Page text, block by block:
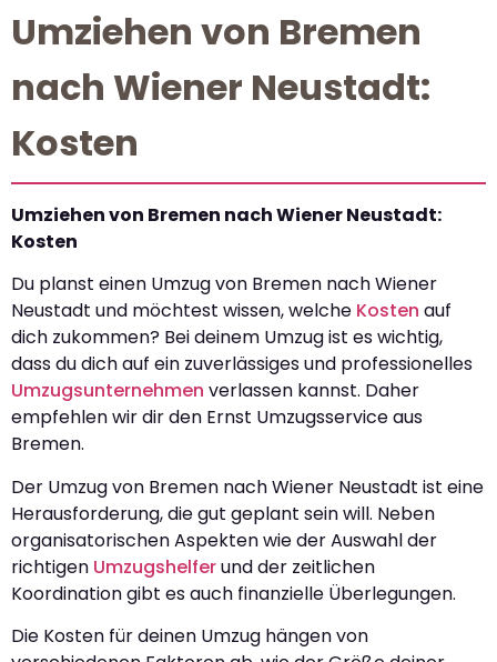
Umziehen von Bremen
nach Wiener Neustadt:
Kosten
Umziehen von Bremen nach Wiener Neustadt:
Kosten
Du planst einen Umzug von Bremen nach Wiener
Neustadt und möchtest wissen, welche Kosten auf
dich zukommen? Bei deinem Umzug ist es wichtig,
dass du dich auf ein zuverlässiges und professionelles
Umzugsunternehmen verlassen kannst. Daher
empfehlen wir dir den Ernst Umzugsservice aus
Bremen.
Der Umzug von Bremen nach Wiener Neustadt ist eine
Herausforderung, die gut geplant sein will. Neben
organisatorischen Aspekten wie der Auswahl der
richtigen Umzugshelferund der zeitlichen
Koordination gibt es auch finanzielle Überlegungen.
Die Kosten für deinen Umzug hängen von